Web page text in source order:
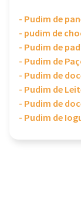
- Pudim de
- pudim de
- Pudim de
- Pudim de
- Pudim de
- Pudim de
- Pudim de
- Pudim de